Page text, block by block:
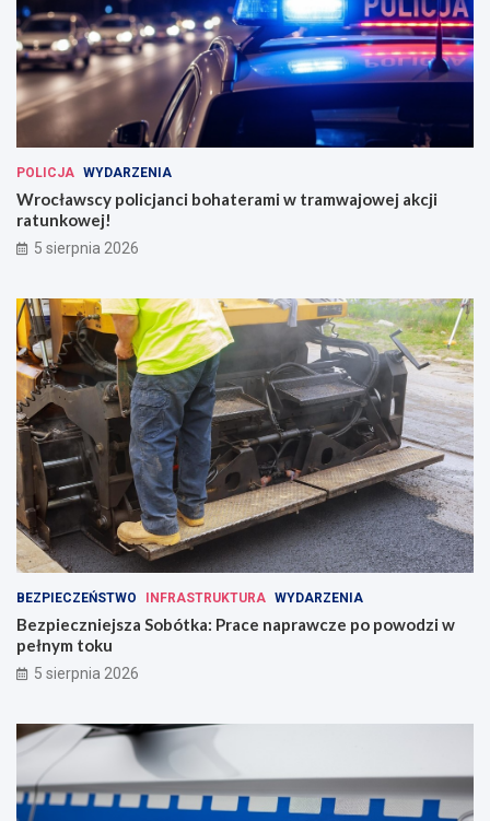
POLICJA WYDARZENIA
Wrocławscy policjanci bohaterami w tramwajowej akcji
ratunkowej!
5 sierpnia 2026
BEZPIECZEŃSTWO INFRASTRUKTURA WYDARZENIA
Bezpieczniejsza Sobótka: Prace naprawcze po powodzi w
pełnym toku
5 sierpnia 2026